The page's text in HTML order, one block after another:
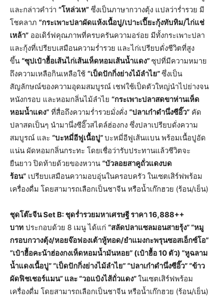
และกล่าวคำว่า “โหล่วเห” ซึ่งเป็นภาษากวางตุ้ง แปลว่าร่ำรวย มี
โชคลาภ “กระเพาะปลาผัดแห้งเนื้อปู/เปาะเปี๊ยะกุ้งทับทิม/ไก่แช่
เหล้า” ออเดิร์ฟคุณภาพที่ครบครันความอร่อย มีทั้งกระเพาะปลา
และกุ้งที่เปรียบเสมือนความร่ำรวย และไก่เปรียบดั่งชีวิตที่สูง
ขึ้น “ซุปเป๋าฮื้อเส้นไก่เส้นเห็ดหอมเส้นน้ำแดง”ซุปที่มีความหมาย
ถึงความเหลือกินเหลือใช้ “เป็ดปักกิ่งย่างไม้ลำไย”ซึ่งเป็น
สัญลักษณ์ของความอุดมสมบูรณ์ เชฟใช้เป็ดตัวใหญ่นำไปย่างจน
หนังกรอบ และหอมกลิ่นไม้ลำไย “กระเพาะปลาสดขาห่านเห็ด
หอมน้ำแดง” ที่สื่อถึงความร่ำรวยมั่งคั่ง “ปลาเก๋าดำนึ่งซีอิ๊ว” คัด
ปลาสดเป็นๆ นำมานึ่งซีอิ๊วสไตล์ฮ่องกง ซึ่งปลาเปรียบดั่งความ
สมบูรณ์ และ “บะหมี่อีฟูเนื้อปู”บะหมี่อีฟูเส้นแบน พร้อมเนื้อปูอัด
แน่น ผัดหอมกลิ่นกระทะ โดยเชื่อว่ารับประทานแล้วชีวิตจะ
ยืนยาว ปิดท้ายด้วยของหวาน “บัวลอยสาคูถั่วแดงบด
ร้อน” เปรียบเสมือนความอบอุ่นในครอบครัว ในเซตเสิร์ฟพร้อม
เครื่องดื่ม โดยสามารถเลือกเป็นชาจีน หรือน้ำเก๊กฮวย (ร้อน/เย็น)
ชุดโต๊ะจีน Set B: ชุดร่ำรวยมหาเศรษฐี ราคา 16,888++
บาท ประกอบด้วย 8 เมนู ได้แก่ “สลัดปลาแซลมอนสายรุ้ง” “หมู
กรอบกวางตุ้ง/หอยจ๊อฟองเต้าหู้ทอด/ยำแมงกะพรุนซอสเอ็กซ์โอ”
“เป๋าฮื้อคะน้าฮ่องกงเห็ดหอมน้ำมันหอย” (เป๋าฮื้อ 10 ตัว) “หูฉลาม
น้ำแดงเนื้อปู” “เป็ดปักกิ่งย่างไม้ลำไย” “ปลาเก๋าดำนึ่งซีอิ๊ว” “ข้าว
ผัดฟิชเชอร์แมน” และ “วอแป๋งไส้ถั่วแดง”ในเซตเสิร์ฟพร้อม
เครื่องดื่ม โดยสามารถเลือกเป็นชาจีน หรือน้ำเก๊กฮวย (ร้อน/เย็น)